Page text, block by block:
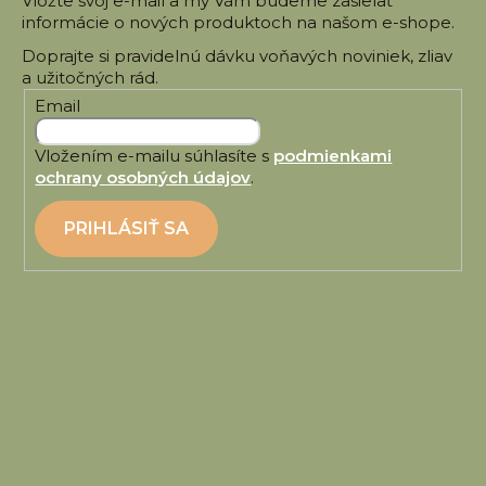
informácie o nových produktoch na našom e-shope.
Email
Vložením e-mailu súhlasíte s podmienkami
ochrany osobných údajov.
PRIHLÁSIŤ SA